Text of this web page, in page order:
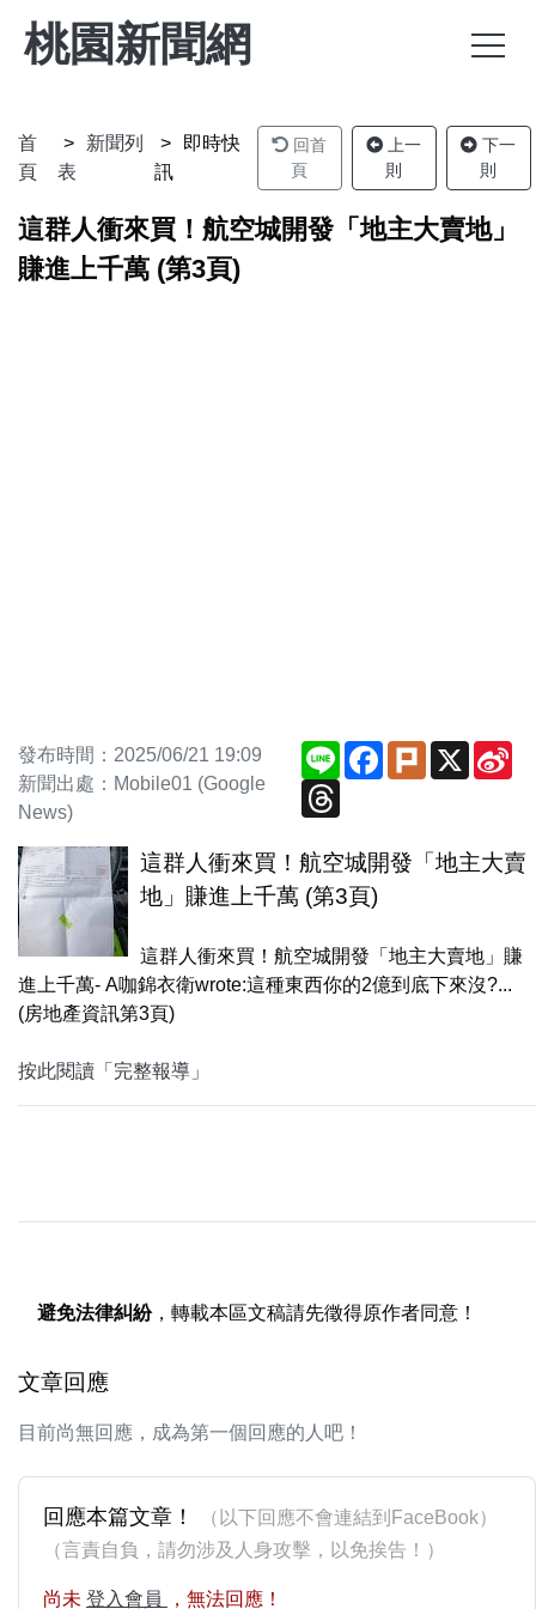
桃園新聞網
首
頁
新聞列
表
即時快
訊
回首
頁
上一
則
下一
則
這群人衝來買！航空城開發「地主大賣地」
賺進上千萬 (第3頁)
發布時間：2025/06/21 19:09
新聞出處：Mobile01 (Google
News)
Line Facebook
Plurk X
這群人衝來買！航空城開發「地主大賣
地」賺進上千萬 (第3頁)
這群人衝來買！航空城開發「地主大賣地」賺
進上千萬- A咖錦衣衛wrote:這種東西你的2億到底下來沒?...
(房地產資訊第3頁)
按此閱讀「完整報導」
避免法律糾紛，轉載本區文稿請先徵得原作者同意！
文章回應
目前尚無回應，成為第一個回應的人吧！
回應本篇文章！
（以下回應不會連結到FaceBook）
（言責自負，請勿涉及人身攻擊，以免挨告！）
尚未 登入會員 ，無法回應！